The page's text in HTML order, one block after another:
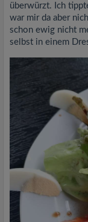
überwürzt. Ich
war mir da aber
schon ewig nicht
selbst in einem